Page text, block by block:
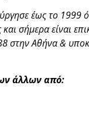
έως το 1999
σήμερα είναι
στην Αθήνα &
άλλων από: